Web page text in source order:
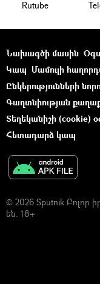
Rutube
Նախագծի մասին
Կապ Մամուլի
Ընկերությունների
Գաղտնիության
Տեղեկանիշի (cookie)
Հետադարձ կապ
© 2026 Sputnik Բոլոր
են. 18+